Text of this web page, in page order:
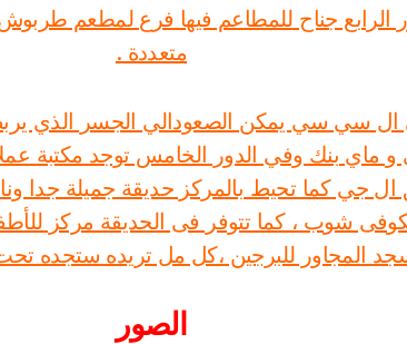
الرابع جناح للمطاعم فيها فرع لمطعم
متعددة .
سي سي يمكن الصعودالي الجسر الذي يربط
ماي بنك وفي الدور الخامس توجد مكتبة
جي كما تحيط بالمركز حديقة جميلة جدا
شوب ، كما تتوفر فى الحديقة مركز
المجاور للبرجين ،كل مل تريده ستجده
الصور